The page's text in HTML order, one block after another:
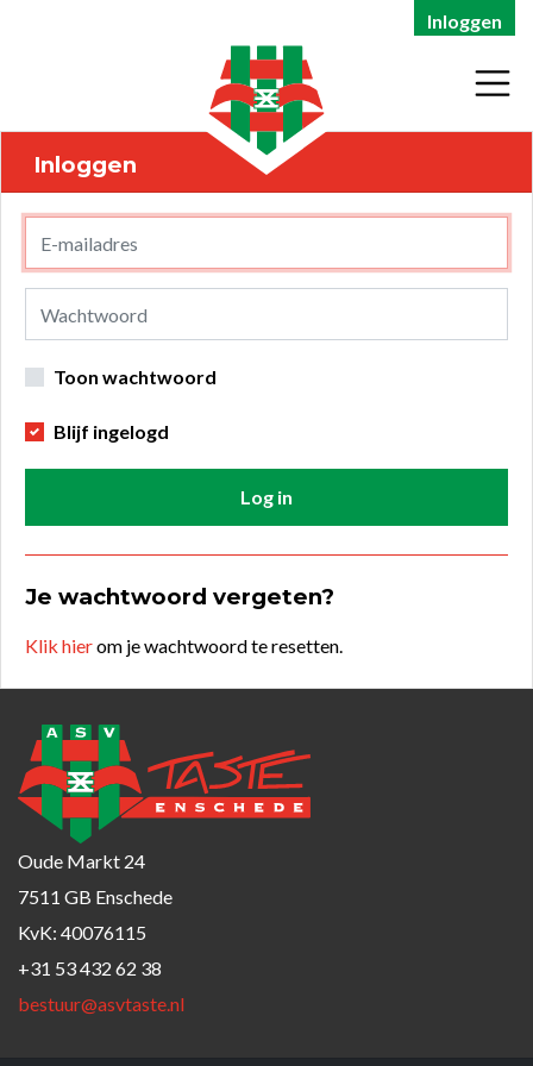
Inloggen
Inloggen
Toon wachtwoord
Blijf ingelogd
Log in
Je wachtwoord vergeten?
Klik hierom je wachtwoord te resetten.
Oude Markt 24
7511 GB Enschede
KvK: 40076115
+31 53 432 62 38
bestuur@asvtaste.nl